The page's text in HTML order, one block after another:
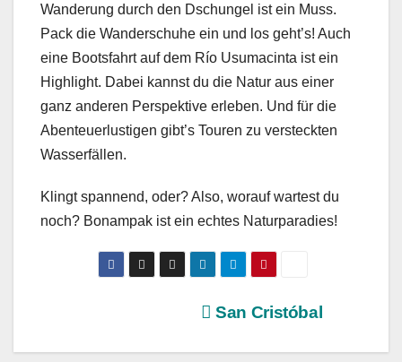
Wanderung durch den Dschungel ist ein Muss.
Pack die Wanderschuhe ein und los geht’s! Auch
eine Bootsfahrt auf dem Río Usumacinta ist ein
Highlight. Dabei kannst du die Natur aus einer
ganz anderen Perspektive erleben. Und für die
Abenteuerlustigen gibt’s Touren zu versteckten
Wasserfällen.
Klingt spannend, oder? Also, worauf wartest du
noch? Bonampak ist ein echtes Naturparadies!
Beitragsnavigation
San Cristóbal